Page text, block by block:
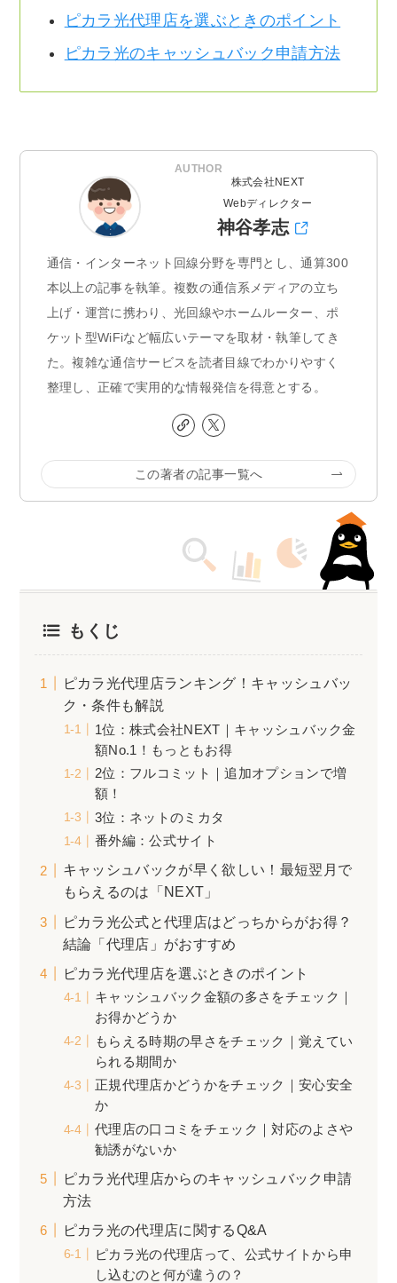
ピカラ光代理店を選ぶときのポイント
ピカラ光のキャッシュバック申請方法
AUTHOR
株式会社NEXT
Webディレクター
神谷孝志
通信・インターネット回線分野を専門とし、通算300
本以上の記事を執筆。複数の通信系メディアの立ち
上げ・運営に携わり、光回線やホームルーター、ポ
ケット型WiFiなど幅広いテーマを取材・執筆してき
た。複雑な通信サービスを読者目線でわかりやすく
整理し、正確で実用的な情報発信を得意とする。
この著者の記事一覧へ
もくじ
ピカラ光代理店ランキング！キャッシュバッ
ク・条件も解説
1位：株式会社NEXT｜キャッシュバック金
額No.1！もっともお得
2位：フルコミット｜追加オプションで増
額！
3位：ネットのミカタ
番外編：公式サイト
キャッシュバックが早く欲しい！最短翌月で
もらえるのは「NEXT」
ピカラ光公式と代理店はどっちからがお得？
結論「代理店」がおすすめ
ピカラ光代理店を選ぶときのポイント
キャッシュバック金額の多さをチェック｜
お得かどうか
もらえる時期の早さをチェック｜覚えてい
られる期間か
正規代理店かどうかをチェック｜安心安全
か
代理店の口コミをチェック｜対応のよさや
勧誘がないか
ピカラ光代理店からのキャッシュバック申請
方法
ピカラ光の代理店に関するQ&A
ピカラ光の代理店って、公式サイトから申
し込むのと何が違うの？